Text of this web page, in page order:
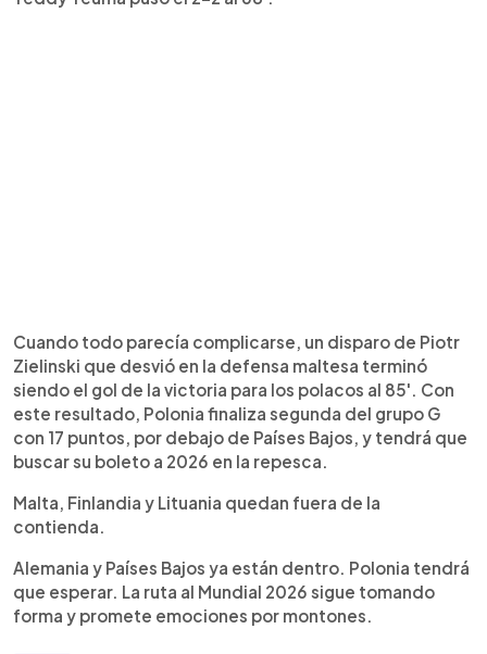
Cuando todo parecía complicarse, un disparo de Piotr
Zielinski que desvió en la defensa maltesa terminó
siendo el gol de la victoria para los polacos al 85'. Con
este resultado, Polonia finaliza segunda del grupo G
con 17 puntos, por debajo de Países Bajos, y tendrá que
buscar su boleto a 2026 en la repesca.
Malta, Finlandia y Lituania quedan fuera de la
contienda.
Alemania y Países Bajos ya están dentro. Polonia tendrá
que esperar. La ruta al Mundial 2026 sigue tomando
forma y promete emociones por montones.